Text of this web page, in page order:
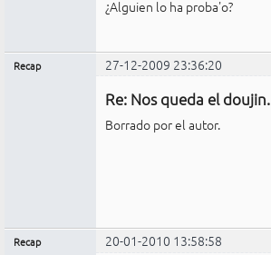
¿Alguien lo ha proba'o?
Recap 27-12-2009 23:36:20
Re: Nos queda el doujin.
Borrado por el autor.
Recap 20-01-2010 13:58:58